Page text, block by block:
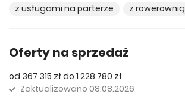
z usługami na parterze
z rowerownią
Oferty na sprzedaż
od 367 315 zł do 1 228 780 zł
Zaktualizowano 08.08.2026